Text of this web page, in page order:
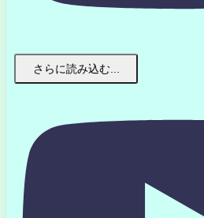
さらに読み込む...